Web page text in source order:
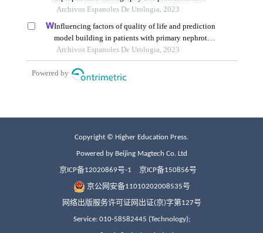
Copyright © Higher Education Press.
Powered by Beijing Magtech Co. Ltd
京ICP备12020869号-1 京ICP备150856号
京公网安备11010202008535号
网络出版服务许可证网出证(京)字第127号
Service: 010-58582445 (Technology);